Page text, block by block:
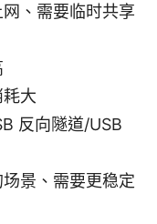
、需要临时共享
大
反向隧道/USB
景、需要更稳定